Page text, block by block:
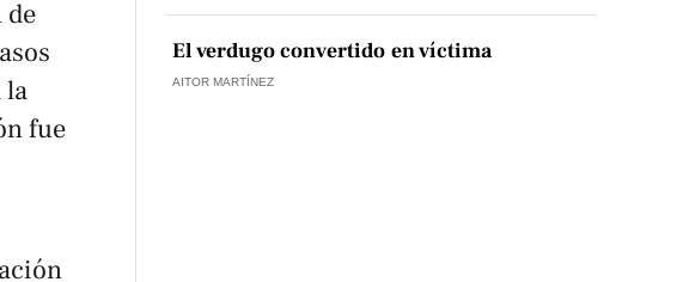
de
la
fue
El verdugo convertido en víctima
AITOR MARTÍNEZ